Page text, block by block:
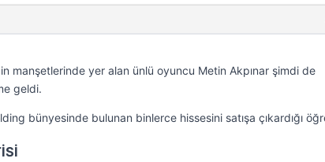
manşetlerinde yer alan ünlü oyuncu Metin Akpınar şimdi de
geldi.
bünyesinde bulunan binlerce hissesini satışa çıkardığı